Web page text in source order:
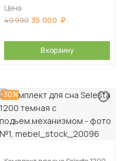
Цена
49 990 35 000
В корзину
-30%